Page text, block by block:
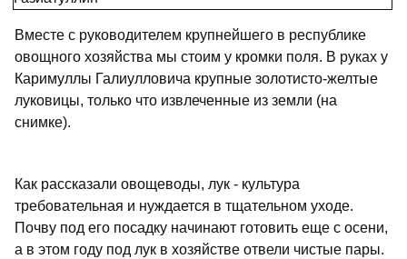
Вместе с руководителем крупнейшего в республике
овощного хозяйства мы стоим у кромки поля. В руках у
Каримуллы Галиулловича крупные золотисто-желтые
луковицы, только что извлеченные из земли (на
снимке).
Как рассказали овощеводы, лук - культура
требовательная и нуждается в тщательном уходе.
Почву под его посадку начинают готовить еще с осени,
а в этом году под лук в хозяйстве отвели чистые пары.